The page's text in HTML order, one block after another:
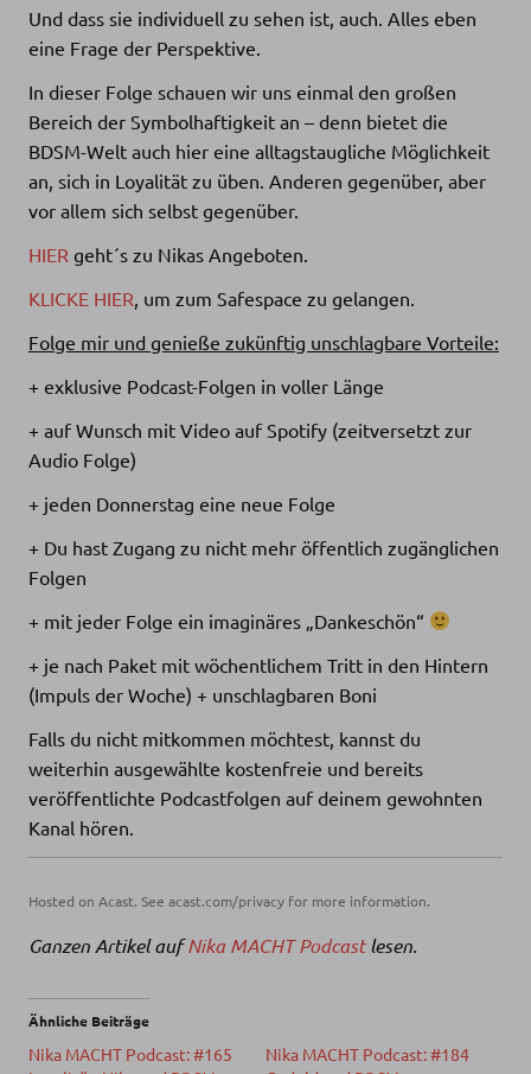
Und dass sie individuell zu sehen ist, auch. Alles eben
eine Frage der Perspektive.
In dieser Folge schauen wir uns einmal den großen
Bereich der Symbolhaftigkeit an – denn bietet die
BDSM-Welt auch hier eine alltagstaugliche Möglichkeit
an, sich in Loyalität zu üben. Anderen gegenüber, aber
vor allem sich selbst gegenüber.
HIER geht´s zu Nikas Angeboten.
KLICKE HIER , um zum Safespace zu gelangen.
Folge mir und genieße zukünftig unschlagbare Vorteile:
+ exklusive Podcast-Folgen in voller Länge
+ auf Wunsch mit Video auf Spotify (zeitversetzt zur
Audio Folge)
+ jeden Donnerstag eine neue Folge
+ Du hast Zugang zu nicht mehr öffentlich zugänglichen
Folgen
+ mit jeder Folge ein imaginäres „Dankeschön“
+ je nach Paket mit wöchentlichem Tritt in den Hintern
(Impuls der Woche) + unschlagbaren Boni
Falls du nicht mitkommen möchtest, kannst du
weiterhin ausgewählte kostenfreie und bereits
veröffentlichte Podcastfolgen auf deinem gewohnten
Kanal hören.
Hosted on Acast. See acast.com/privacy for more information.
Ganzen Artikel aufNika MACHT Podcastlesen.
Ähnliche Beiträge
Nika MACHT Podcast: #165
Nika MACHT Podcast: #184